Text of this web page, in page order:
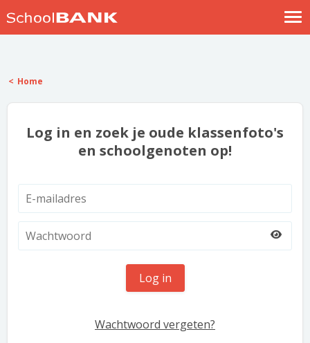
Help
Home
Log in en zoek je oude klassenfoto's
en schoolgenoten op!
Log in
Wachtwoord vergeten?